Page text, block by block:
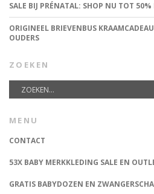
SALE BIJ PRÉNATAL: SHOP NU TOT
ORIGINEEL BRIEVENBUS
OUDERS
ZOEKEN
MENU
CONTACT
53X BABY MERKKLEDING SALE EN
GRATIS BABYDOZEN EN